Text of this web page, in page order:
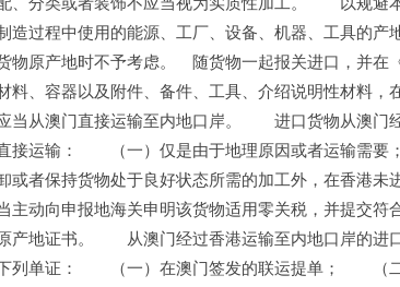
造过程中使用的能源、工厂、设备、机器、工具的产
物原产地时不予考虑。　随货物一起报关进口，并在
料、容器以及附件、备件、工具、介绍说明性材料，
当从澳门直接运输至内地口岸。　　进口货物从澳门
接运输：　　（一）仅是由于地理原因或者运输需要
或者保持货物处于良好状态所需的加工外，在香港
主动向申报地海关申明该货物适用零关税，并提交符
产地证书。　　从澳门经过香港运输至内地口岸的进
列单证：　　（一）在澳门签发的联运提单；　　